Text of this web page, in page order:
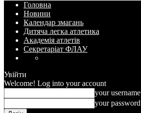
Головна
Новини
Календар змагань
Дитяча легка атлетика
Академія атлетів
Секретаріат ФЛАУ
Увійти
Welcome! Log into your account
your username
your password